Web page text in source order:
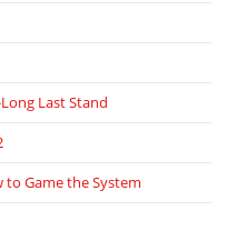
Last Stand
to Game the System